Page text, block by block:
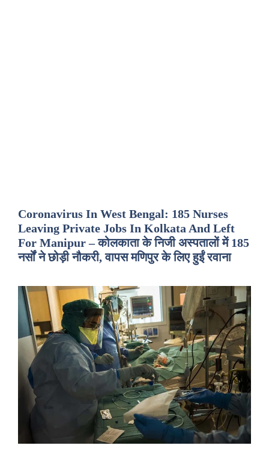
Coronavirus In West Bengal: 185 Nurses
Leaving Private Jobs In Kolkata And Left
For Manipur – कोलकाता के निजी अस्पतालों में 185
नर्सों ने छोड़ी नौकरी, वापस मणिपुर के लिए हुईं रवाना